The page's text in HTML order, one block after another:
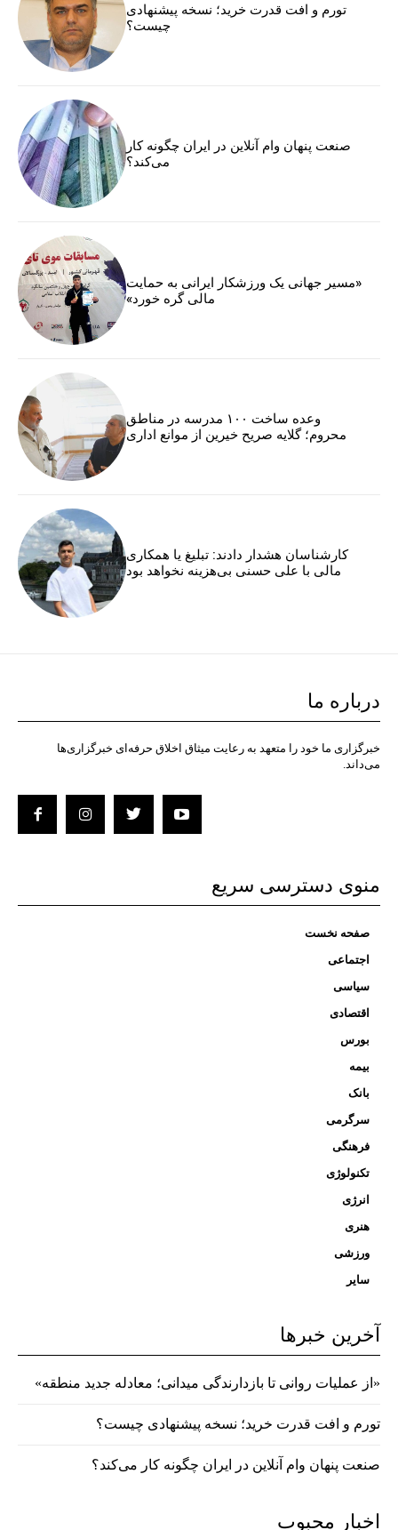
تورم و افت قدرت خرید؛ نسخه پیشنهادی
چیست؟
صنعت پنهان وام آنلاین در ایران چگونه کار
می‌کند؟
«مسیر جهانی یک ورزشکار ایرانی به حمایت
مالی گره خورد»
وعده ساخت ۱۰۰ مدرسه در مناطق
محروم؛ گلایه صریح خیرین از موانع اداری
کارشناسان هشدار دادند: تبلیغ یا همکاری
مالی با علی حسنی بی‌هزینه نخواهد بود
درباره ما
خبرگزاری ما خود را متعهد به رعایت میثاق اخلاق حرفه‌ای خبرگزاری‌ها
می‌داند.
منوی دسترسی سریع
صفحه نخست
اجتماعی
سیاسی
اقتصادی
بورس
بیمه
بانک
سرگرمی
فرهنگی
تکنولوژی
انرژی
هنری
ورزشی
سایر
آخرین خبرها
«از عملیات روانی تا بازدارندگی میدانی؛ معادله جدید منطقه»
تورم و افت قدرت خرید؛ نسخه پیشنهادی چیست؟
صنعت پنهان وام آنلاین در ایران چگونه کار می‌کند؟
اخبار محبوب